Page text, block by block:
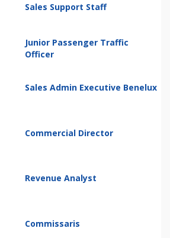
Sales Support Staff
Junior Passenger Traffic
Officer
Sales Admin Executive Benelux
Commercial Director
Revenue Analyst
Commissaris